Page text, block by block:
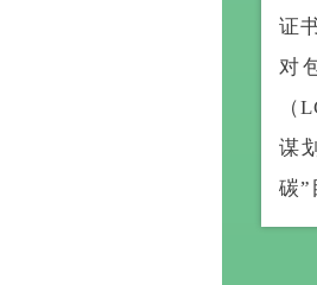
证
对
（
谋
碳”